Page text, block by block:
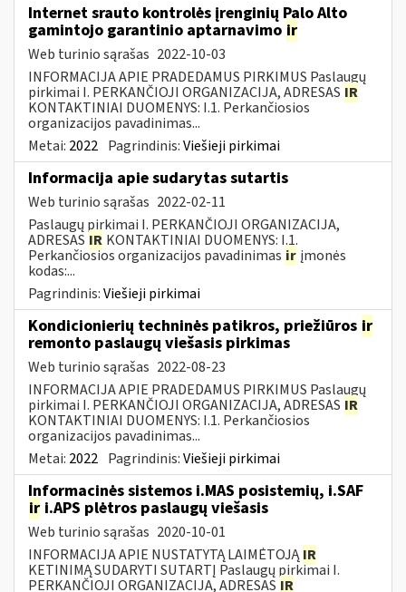
Internet srauto kontrolės įrenginių Palo Alto
gamintojo garantinio aptarnavimo ir
Web turinio sąrašas 2022-10-03
INFORMACIJA APIE PRADEDAMUS PIRKIMUS Paslaugų
pirkimai I. PERKANČIOJI ORGANIZACIJA, ADRESAS IR
KONTAKTINIAI DUOMENYS: I.1. Perkančiosios
organizacijos pavadinimas...
Metai: 2022 Pagrindinis:Viešieji pirkimai
Informacija apie sudarytas sutartis
Web turinio sąrašas 2022-02-11
Paslaugų pirkimai I. PERKANČIOJI ORGANIZACIJA,
ADRESAS IR KONTAKTINIAI DUOMENYS: I.1.
Perkančiosios organizacijos pavadinimas ir įmonės
kodas:...
Pagrindinis:Viešieji pirkimai
Kondicionierių techninės patikros, priežiūros ir
remonto paslaugų viešasis pirkimas
Web turinio sąrašas 2022-08-23
INFORMACIJA APIE PRADEDAMUS PIRKIMUS Paslaugų
pirkimai I. PERKANČIOJI ORGANIZACIJA, ADRESAS IR
KONTAKTINIAI DUOMENYS: I.1. Perkančiosios
organizacijos pavadinimas...
Metai: 2022 Pagrindinis:Viešieji pirkimai
Informacinės sistemos i.MAS posistemių, i.SAF
ir i.APS plėtros paslaugų viešasis
Web turinio sąrašas 2020-10-01
INFORMACIJA APIE NUSTATYTĄ LAIMĖTOJĄIR
KETINIMĄ SUDARYTI SUTARTĮ Paslaugų pirkimai I.
PERKANČIOJI ORGANIZACIJA, ADRESAS IR